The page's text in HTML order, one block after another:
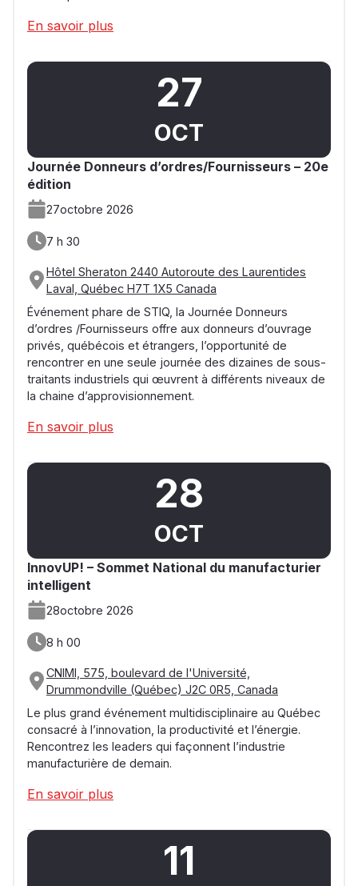
En savoir plus
27
OCT
Journée Donneurs d’ordres/Fournisseurs – 20e
édition
27octobre 2026
7 h 30
Hôtel Sheraton 2440 Autoroute des Laurentides
Laval, Québec H7T 1X5 Canada
Événement phare de STIQ, la Journée Donneurs
d’ordres /Fournisseurs offre aux donneurs d’ouvrage
privés, québécois et étrangers, l’opportunité de
rencontrer en une seule journée des dizaines de sous-
traitants industriels qui œuvrent à différents niveaux de
la chaine d’approvisionnement.
En savoir plus
28
OCT
InnovUP! – Sommet National du manufacturier
intelligent
28octobre 2026
8 h 00
CNIMI, 575, boulevard de l'Université,
Drummondville (Québec) J2C 0R5, Canada
Le plus grand événement multidisciplinaire au Québec
consacré à l’innovation, la productivité et l’énergie.
Rencontrez les leaders qui façonnent l’industrie
manufacturière de demain.
En savoir plus
11